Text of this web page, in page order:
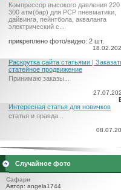
Компрессор высокого давления 220
300 атм(бар) для PCP пневматики,
дайвинга, пейнтбола, акваланга
электрический c...
прикреплено фото/видео: 2 шт.
Раскрутка сайта статьями |
статейное продвижение
Принимаю заказы...
Интересная статья для новичков
статья и правда...
Случайное фото
Сафари
Автор: angela1744